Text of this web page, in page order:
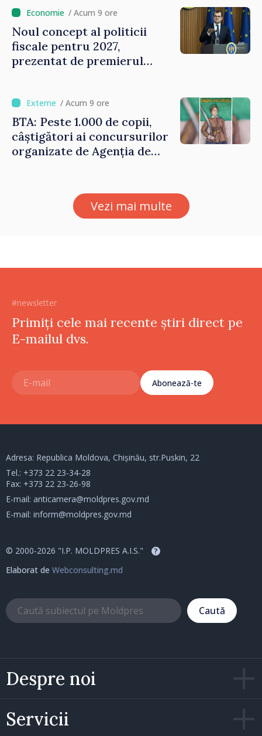
oamenilor”/ Acum 9 ore
Noul concept al politicii
fiscale pentru 2027,
prezentat de premierul
investițiile, taxăm viciile și
echilibrăm taxarea
consumului”
/ Acum 9 ore
BTA: Peste 1.000 de copii,
câștigători ai concursurilor
organizate de Agenția de
Vezi mai multe
#newsletter
Primiți cele mai recente știri direct pe
E-mailul dvs.
Abonează-te
Despre noi
Servicii
Adresa: Republica Moldova, Chișinău, str.Puskin, 22
Tel.: +373 22 23-34-28
Fax: +373 22 23-26-98
E-mail: anticamera@moldpres.gov.md
E-mail: inform@moldpres.gov.md
© 2000-2026 "I.P. MOLDPRES A.I.S." ?
Elaborat de Webconsulting.md
Caută